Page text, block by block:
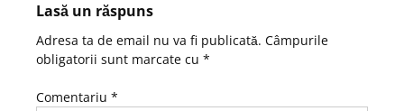
Lasă un răspuns
Adresa ta de email nu va fi publicată. Câmpurile
obligatorii sunt marcate cu *
Comentariu *